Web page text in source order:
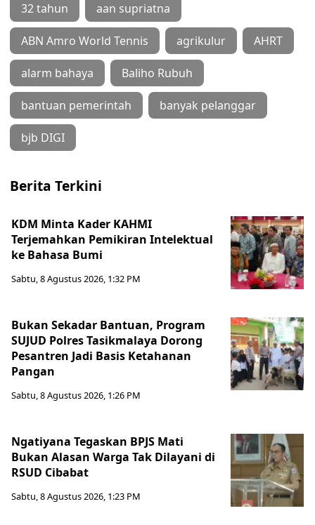
32 tahun aan supriatna
ABN Amro World Tennis agrikulur AHRT
alarm bahaya Baliho Rubuh
bantuan pemerintah banyak pelanggar
bjb DIGI
Berita Terkini
KDM Minta Kader KAHMI
Terjemahkan Pemikiran Intelektual
ke Bahasa Bumi
Sabtu, 8 Agustus 2026, 1:32 PM
Bukan Sekadar Bantuan, Program
SUJUD Polres Tasikmalaya Dorong
Pesantren Jadi Basis Ketahanan
Pangan
Sabtu, 8 Agustus 2026, 1:26 PM
Ngatiyana Tegaskan BPJS Mati
Bukan Alasan Warga Tak Dilayani di
RSUD Cibabat
Sabtu, 8 Agustus 2026, 1:23 PM